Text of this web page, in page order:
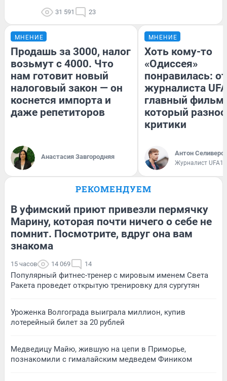
31 591 23
МНЕНИЕ
Продашь за 3000, налог
возьмут с 4000. Что
нам готовит новый
налоговый закон — он
коснется импорта и
даже репетиторов
Анастасия Завгородняя
МНЕНИЕ
Хоть кому-то
«Одиссея»
понравилась:
журналиста
главный фильм
который
критики
Антон
Журналист
РЕКОМЕНДУЕМ
В уфимский приют привезли пермячку
Марину, которая почти ничего о себе не
помнит. Посмотрите, вдруг она вам
знакома
15 часов 14 069 14
Популярный фитнес-тренер с мировым именем Света
Ракета проведет открытую тренировку для сургутян
Уроженка Волгограда выиграла миллион, купив
лотерейный билет за 20 рублей
Медведицу Майю, жившую на цепи в Приморье,
познакомили с гималайским медведем Фиником